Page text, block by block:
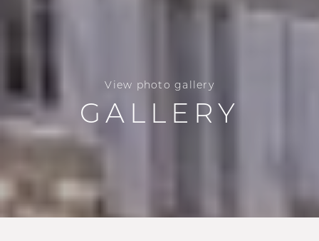
View photo gallery
GALLERY